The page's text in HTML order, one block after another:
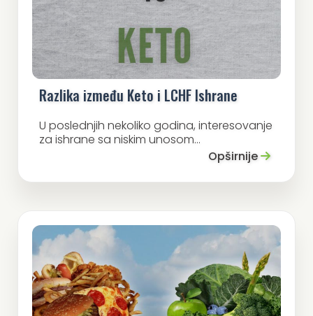
Razlika između Keto i LCHF Ishrane
U poslednjih nekoliko godina, interesovanje
za ishrane sa niskim unosom...
Opširnije